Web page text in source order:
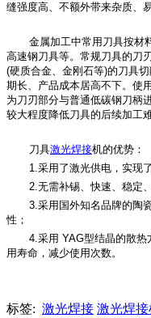
缝强度高、不额外带来杂质、
金属加工中常用刀具按材
高速钢刀具等。常规刀具的刀
(硬质合金、金刚石等)的刀具
期长、产品成本居高不下。使
为刀刃部分与普通低碳钢刀柄
较大程度降低刀具的后续加工
刀具激光焊接机的优势：
1.采用了激光供电，实现
2.无需补锡、快速、稳定
3.采用国外知名品牌的陶
性；
4.采用 YAG型结晶的散
用寿命，减少使用次数。
标签: 激光焊接 激光焊接